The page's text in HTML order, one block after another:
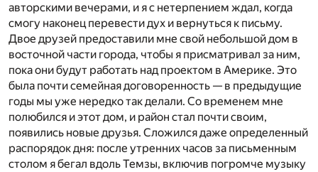
авторскими вечерами, и я с нетерпением ждал, когда
смогу наконец перевести дух и вернуться к письму.
Двое друзей предоставили мне свой небольшой дом в
восточной части города, чтобы я присматривал за ним,
пока они будут работать над проектом в Америке. Это
была почти семейная договоренность — в предыдущие
годы мы уже нередко так делали. Со временем мне
полюбился и этот дом, и район стал почти своим,
появились новые друзья. Сложился даже определенный
распорядок дня: после утренних часов за письменным
столом я бегал вдоль Темзы, включив погромче музыку